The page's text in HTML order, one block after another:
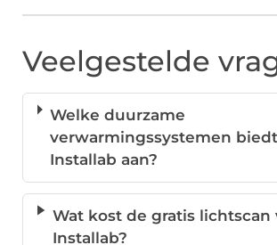
Veelgestelde
Welke duurzame
verwarmingssystemen biedt
Installab aan?
Wat kost de gratis lichtscan
Installab?